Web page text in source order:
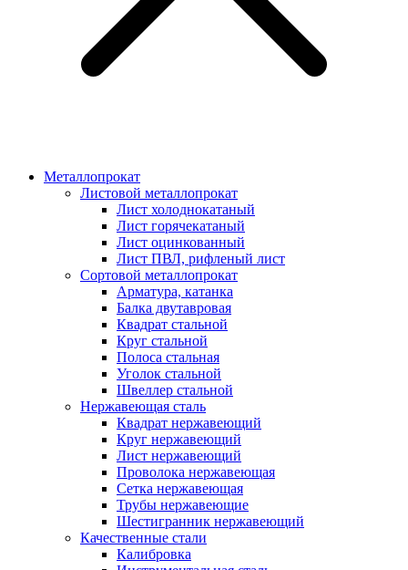
Металлопрокат
Листовой металлопрокат
Лист холоднокатаный
Лист горячекатаный
Лист оцинкованный
Лист ПВЛ, рифленый лист
Сортовой металлопрокат
Арматура, катанка
Балка двутавровая
Квадрат стальной
Круг стальной
Полоса стальная
Уголок стальной
Швеллер стальной
Нержавеющая сталь
Квадрат нержавеющий
Круг нержавеющий
Лист нержавеющий
Проволока нержавеющая
Сетка нержавеющая
Трубы нержавеющие
Шестигранник нержавеющий
Качественные стали
Калибровка